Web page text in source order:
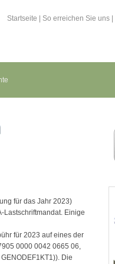
Startseite So erreichen Sie uns
für das Jahr 2023)
Lastschriftmandat. Einige
für 2023 auf eines der
0000 0042 0665 06,
Die